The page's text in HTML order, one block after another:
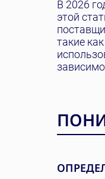
В 2026
этой
такие